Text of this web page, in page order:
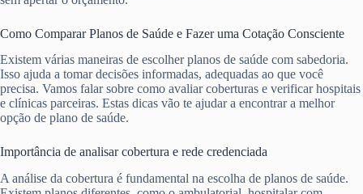
Como Comparar Planos de Saúde e Fazer uma Cotação Consciente
Existem várias maneiras de escolher planos de saúde com sabedoria.
Isso ajuda a tomar decisões informadas, adequadas ao que você
precisa. Vamos falar sobre como avaliar coberturas e verificar hospitais
e clínicas parceiras. Estas dicas vão te ajudar a encontrar a melhor
opção de plano de saúde.
Importância de analisar cobertura e rede credenciada
A análise da cobertura é fundamental na escolha de planos de saúde.